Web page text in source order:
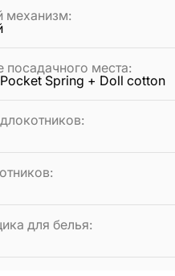
механизм:
посадачного места:
Spring + Doll cotton
:
:
для белья: